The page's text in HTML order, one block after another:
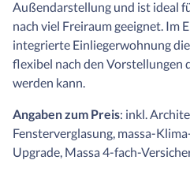
Außendarstellung und ist ideal
nach viel Freiraum geeignet. Im
integrierte Einliegerwohnung
flexibel nach den Vorstellungen
werden kann.
Angaben zum Preis: inkl.
Fensterverglasung, massa-
Upgrade, Massa 4-fach-